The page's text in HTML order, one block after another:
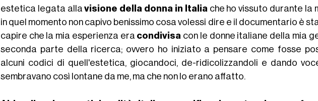
estetica legata allavisione della donna in Italia che ho vissuto durante la
in quel momento non capivo benissimo cosa volessi dire e il documentario è
capire che la mia esperienza era condivisa con le donne italiane della mia
seconda parte della ricerca; ovvero ho iniziato a pensare come fosse
alcuni codici di quell'estetica, giocandoci, de-ridicolizzandoli e dando
sembravano così lontane da me, ma che non lo erano affatto.